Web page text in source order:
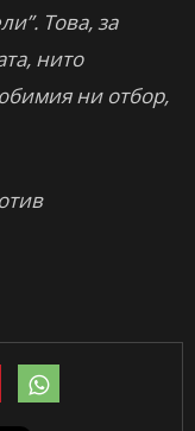
Това, за
нито
ни отбор,